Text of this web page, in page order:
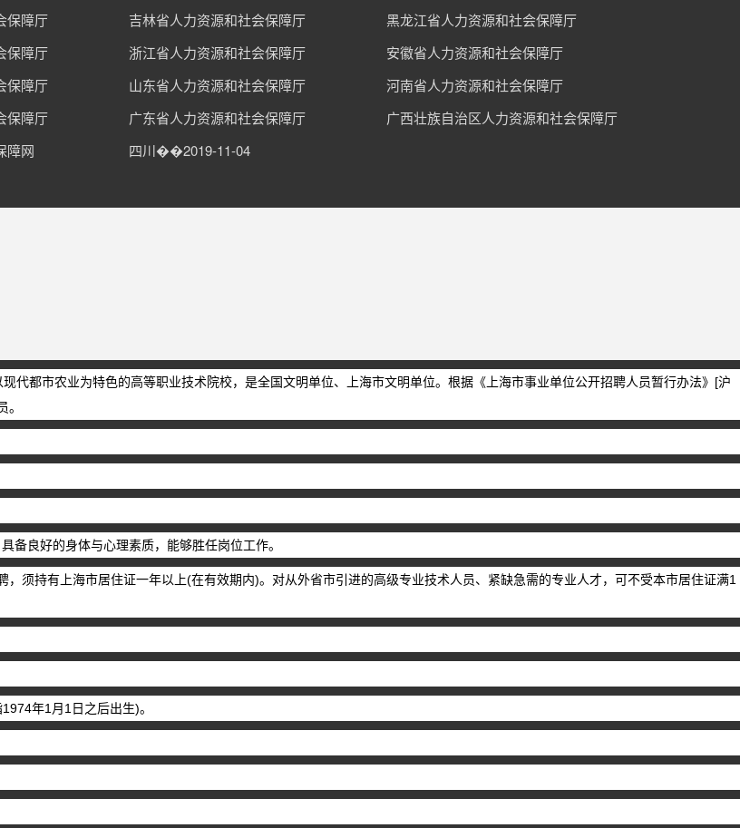
保障厅 吉林省人力资源和社会保障厅
黑龙江省人力资源和社会保障厅
保障厅 浙江省人力资源和社会保障厅
安徽省人力资源和社会保障厅
保障厅 山东省人力资源和社会保障厅
河南省人力资源和社会保障厅
保障厅 广东省人力资源和社会保障厅
广西壮族自治区人力资源和社会保障厅
障网 四川��2019-11-04
代都市农业为特色的高等职业技术院校，是全国文明单位、上海市文明单位。根据《上海市事业单位公开招聘人员暂行办法》[沪
良好的身体与心理素质，能够胜任岗位工作。
持有上海市居住证一年以上(在有效期内)。对从外省市引进的高级专业技术人员、紧缺急需的专业人才，可不受本市居住证满1
年1月1日之后出生)。